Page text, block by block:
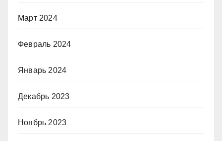
Март 2024
Февраль 2024
Январь 2024
Декабрь 2023
Ноябрь 2023